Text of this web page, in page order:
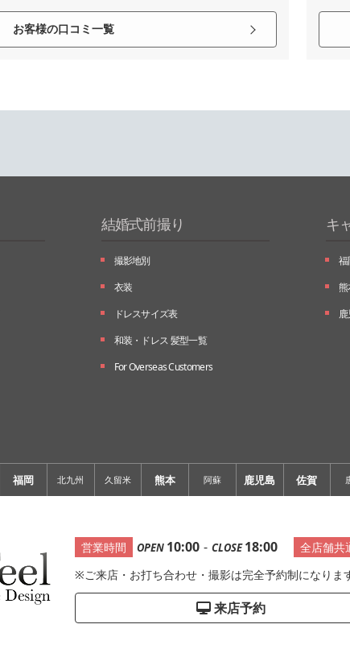
お客様の口コミ一覧
結婚式前撮り
撮影地別
衣装
ドレスサイズ表
和装・ドレス 髪型一覧
For Overseas Customers
キ
福
熊
福岡 北九州 久留米 熊本 阿蘇 鹿児島 佐賀
営業時間 OPEN 10:00 - CLOSE 18:00 全店舗共
※ご来店・お打ち合わせ・撮影は完全予約制になりま
来店予約